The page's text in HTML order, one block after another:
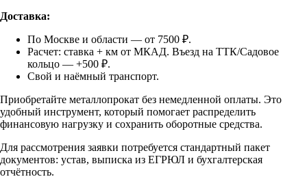
Доставка:
По Москве и области — от 7500 ₽.
Расчет: ставка + км от МКАД. Въезд на ТТК/Садовое
кольцо — +500 ₽.
Свой и наёмный транспорт.
Приобретайте металлопрокат без немедленной оплаты. Это
удобный инструмент, который помогает распределить
финансовую нагрузку и сохранить оборотные средства.
Для рассмотрения заявки потребуется стандартный пакет
документов: устав, выписка из ЕГРЮЛ и бухгалтерская
отчётность.